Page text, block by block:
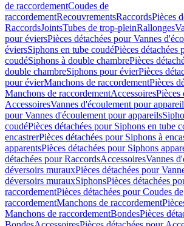
de raccordementCoudes de
raccordementRecouvrementsRaccordsPièces
RaccordsJointsTubes de trop-pleinRallonges
pour éviersPièces détachées pour Vannes
éviersSiphons en tube coudéPièces détachées
coudéSiphons à double chambrePièces
double chambreSiphons pour évierPièces
pour évierManchons de raccordementPièces
Manchons de raccordementAccessoiresPièces
AccessoiresVannes d'écoulement pour
pour Vannes d'écoulement pour appareils
coudéPièces détachées pour Siphons en tube
encastrerPièces détachées pour Siphons à
apparentsPièces détachées pour Siphons
détachées pour RaccordsAccessoiresVannes
déversoirs murauxPièces détachées pour
déversoirs murauxSiphonsPièces détachées
raccordementPièces détachées pour Coudes de
raccordementManchons de raccordement
Manchons de raccordementBondesPièces